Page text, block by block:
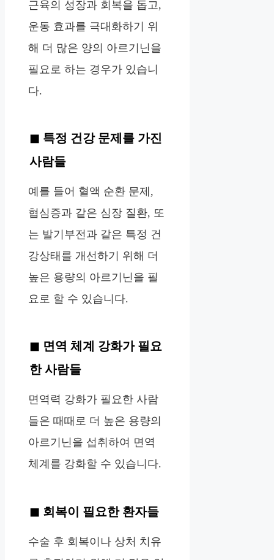
근육의 성장과 회복을 돕고,
운동 효과를 극대화하기 위
해 더 많은 양의 아르기닌을
필요로 하는 경우가 있습니
다.
특정 건강 문제를 가진
사람들
예를 들어 혈액 순환 문제,
협심증과 같은 심장 질환, 또
는 발기부전과 같은 특정 건
강상태를 개선하기 위해 더
높은 용량의 아르기닌을 필
요로 할 수 있습니다.
면역 체계 강화가 필요
한 사람들
면역력 강화가 필요한 사람
들은 때때로 더 높은 용량의
아르기닌을 섭취하여 면역
체계를 강화할 수 있습니다.
회복이 필요한 환자들
수술 후 회복이나 상처 치유